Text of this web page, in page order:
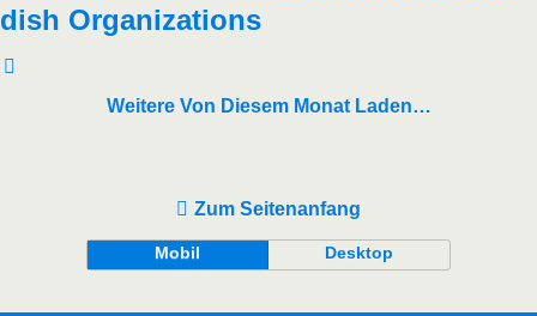
dish Organizations
Weitere Von Diesem Monat Laden…
Zum Seitenanfang
Mobil Desktop